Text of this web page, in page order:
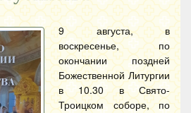
9 августа, в
воскресенье, по
окончании поздней
Божественной Литургии
в 10.30 в Свято-
Троицком соборе, по